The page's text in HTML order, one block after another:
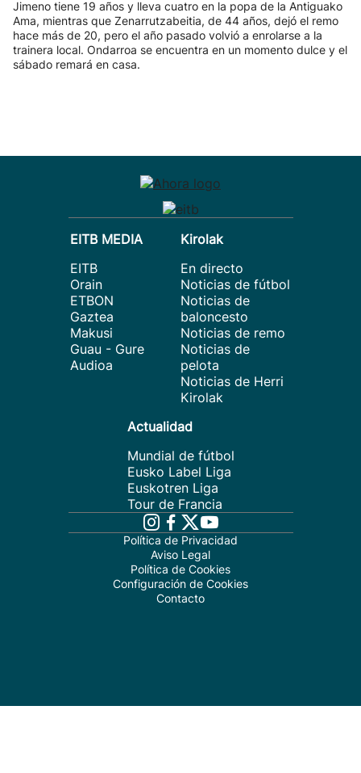
Jimeno tiene 19 años y lleva cuatro en la popa de la Antiguako
Ama, mientras que Zenarrutzabeitia, de 44 años, dejó el remo
hace más de 20, pero el año pasado volvió a enrolarse a la
trainera local. Ondarroa se encuentra en un momento dulce y el
sábado remará en casa.
EITB MEDIA
EITB
Orain
ETBON
Gaztea
Makusi
Guau - Gure
Audioa
Kirolak
En directo
Noticias de fútbol
Noticias de
baloncesto
Noticias de remo
Noticias de
pelota
Noticias de Herri
Kirolak
Actualidad
Mundial de fútbol
Eusko Label Liga
Euskotren Liga
Tour de Francia
Política de Privacidad
Aviso Legal
Política de Cookies
Configuración de Cookies
Contacto